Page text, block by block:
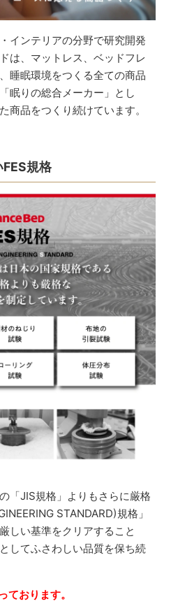
インテリアの分野で研究開発
は、マットレス、ベッドフレ
睡眠環境をつくる全ての商品
眠りの総合メーカー」とし
商品をつくり続けています。
規格
「JIS規格」よりもさらに厳格
STANDARD)規格」
しい基準をクリアすること
してふさわしい品質を保ち続
おります。